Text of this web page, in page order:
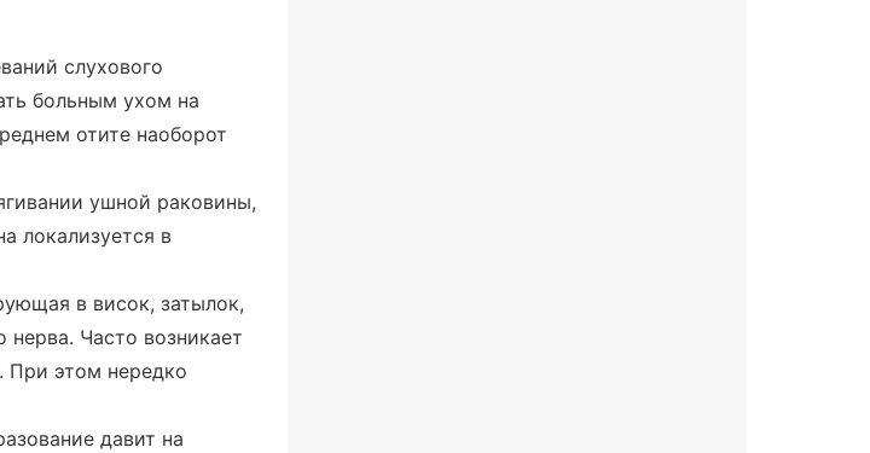
слухового
больным ухом на
отите наоборот
ушной раковины,
локализуется в
в висок, затылок,
Часто возникает
При этом нередко
давит на